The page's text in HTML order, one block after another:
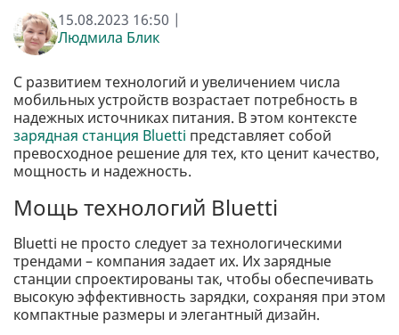
15.08.2023 16:50 |
Людмила Блик
С развитием технологий и увеличением числа
мобильных устройств возрастает потребность в
надежных источниках питания. В этом контексте
зарядная станция Bluetti представляет собой
превосходное решение для тех, кто ценит качество,
мощность и надежность.
Мощь технологий Bluetti
Bluetti не просто следует за технологическими
трендами – компания задает их. Их зарядные
станции спроектированы так, чтобы обеспечивать
высокую эффективность зарядки, сохраняя при этом
компактные размеры и элегантный дизайн.